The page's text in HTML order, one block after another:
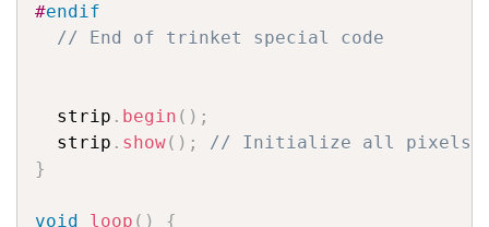
#endif
// End of trinket special code
  strip
. begin ( ) ;
  strip
. show( ) ;
// Initialize all pixels
}
void loop ( )
{